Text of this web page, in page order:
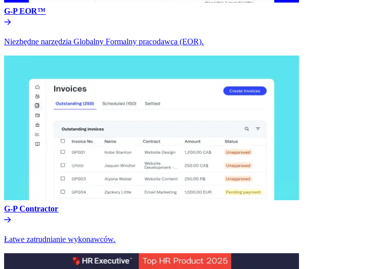
G-P EOR™​​
Niezbędne narzędzia Globalny Formalny pracodawca (EOR).​​
G-P Contractor​​
Łatwe zatrudnianie wykonawców.​​